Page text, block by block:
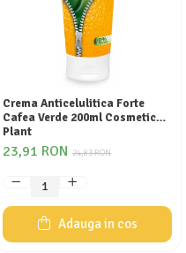
Crema Anticelulitica Forte
Cafea Verde 200ml Cosmetic
Plant
24,83 RON
23,91 RON
Adauga in cos